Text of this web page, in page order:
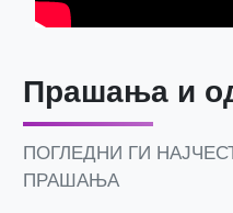
Прашања и
ПОГЛЕДНИ ГИ
ПРАШАЊА